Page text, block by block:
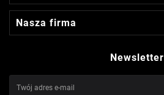
Nasza firma
Newsletter